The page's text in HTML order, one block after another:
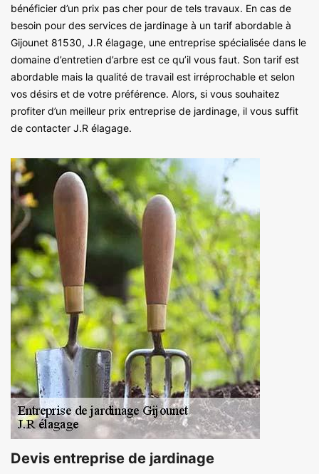
bénéficier d’un prix pas cher pour de tels travaux. En cas de
besoin pour des services de jardinage à un tarif abordable à
Gijounet 81530, J.R élagage, une entreprise spécialisée dans le
domaine d’entretien d’arbre est ce qu’il vous faut. Son tarif est
abordable mais la qualité de travail est irréprochable et selon
vos désirs et de votre préférence. Alors, si vous souhaitez
profiter d’un meilleur prix entreprise de jardinage, il vous suffit
de contacter J.R élagage.
Devis entreprise de jardinage